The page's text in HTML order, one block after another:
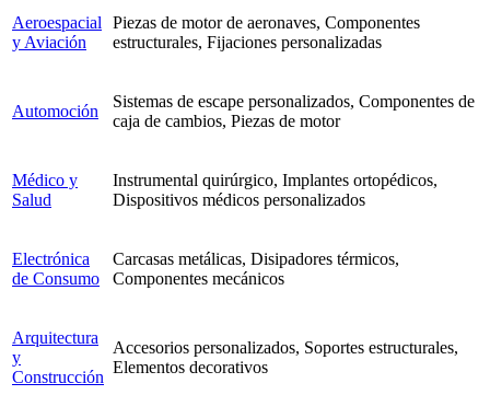
Aeroespacial
y Aviación
Piezas de motor de aeronaves, Componentes
estructurales, Fijaciones personalizadas
Automoción
Sistemas de escape personalizados, Componentes de
caja de cambios, Piezas de motor
Médico y
Salud
Instrumental quirúrgico, Implantes ortopédicos,
Dispositivos médicos personalizados
Electrónica
de Consumo
Carcasas metálicas, Disipadores térmicos,
Componentes mecánicos
Arquitectura
y
Construcción
Accesorios personalizados, Soportes estructurales,
Elementos decorativos